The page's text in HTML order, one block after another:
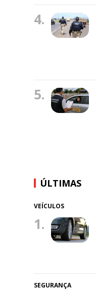
4.
5.
ÚLTIMAS
VEÍCULOS
1.
SEGURANÇA